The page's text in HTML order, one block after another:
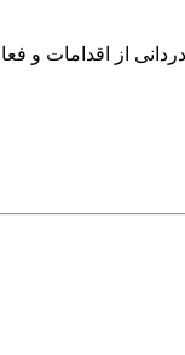
از اقدامات و